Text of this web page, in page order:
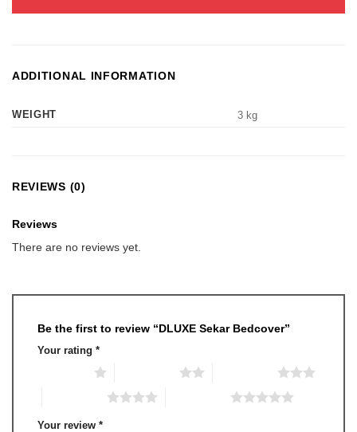
ADDITIONAL INFORMATION
WEIGHT 3 kg
REVIEWS (0)
Reviews
There are no reviews yet.
Be the first to review “DLUXE Sekar Bedcover”
Your rating *
Your review *